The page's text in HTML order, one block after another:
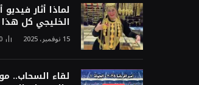
لماذا أثار
الخليجي كل
15 نوفمبر، 2025
لقاء السحاب..